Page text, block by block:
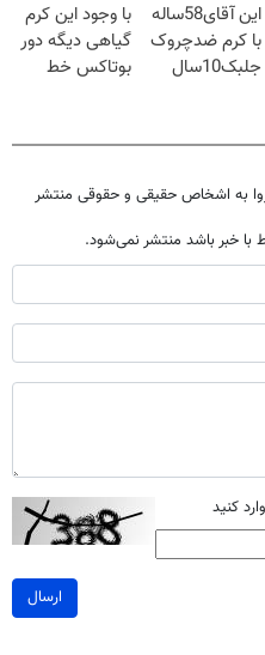
این آقای58ساله
با کرم ضدچروک
جلبک10سال
تخفیف)
با وجود این کرم
گیاهی دیگه دور
بوتاکس خط
به اشخاص حقیقی و حقوقی منتشر
با خبر باشد منتشر نمی‌شود.
کنید
ارسال